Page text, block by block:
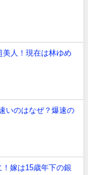
美人！現在は林ゆめ
いのはなぜ？爆速の
嫁は15歳年下の銀